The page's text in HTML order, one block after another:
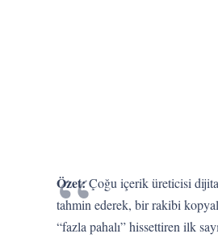
Özet:Çoğu içerik üreticisi
tahmin ederek, bir rakibi
“fazla pahalı” hissettiren ilk